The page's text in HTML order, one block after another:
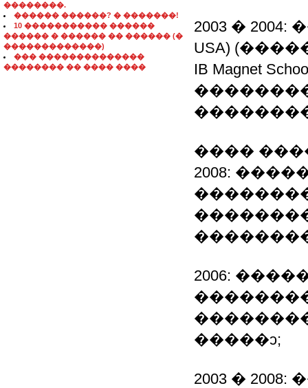
��������.
������ ������? � �������!
10 ����������� ������
������ � ������ �� ������ (�
�������������)
��� ��������������
�������� �� ���� ����
2003 � 2004:
USA)
IB Magnet
����
2008:
2006:
�����ͻ;
2003 �